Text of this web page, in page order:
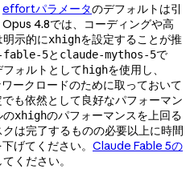
effortパラメータのデフォルトは引
4.8では、コーディングや高
示的にxhighを設定することが推
fable-5と claude-mythos-5で
ォルトとしてhighを使用し、
ークロードのために取っておいて
も依然として良好なパフォーマン
のxhighのパフォーマンスを上回る
は完了するものの必要以上に時間
げてください。 Claude Fable 5の
ください。